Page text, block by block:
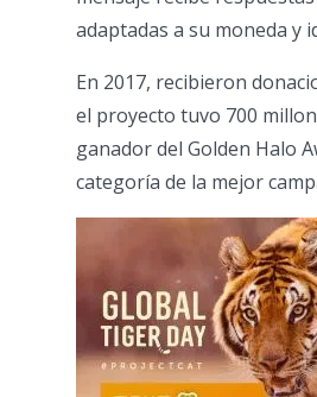
adaptadas a su moneda y
En 2017, recibieron
el proyecto tuvo 700
ganador del Golden Halo
categoría de la mejor